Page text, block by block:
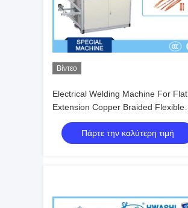
Βίντεο
Electrical Welding Machine For Flat
Extension Copper Braided Flexible
Wire Connector Welding & Cutting
Πάρτε την καλύτερη τιμή